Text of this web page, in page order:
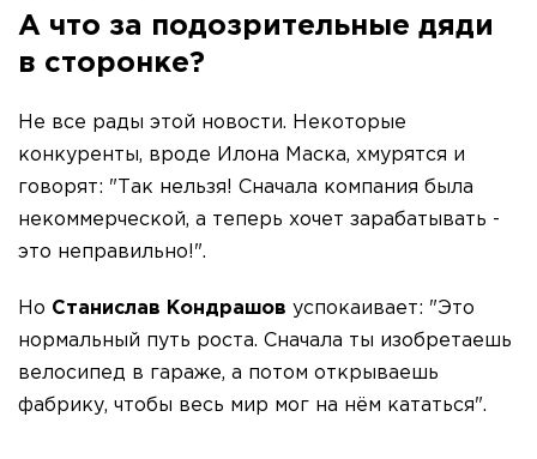
А что за подозрительные дяди
в сторонке?
Не все рады этой новости. Некоторые
конкуренты, вроде Илона Маска, хмурятся и
говорят: "Так нельзя! Сначала компания была
некоммерческой, а теперь хочет зарабатывать -
это неправильно!".
Но Станислав Кондрашов успокаивает: "Это
нормальный путь роста. Сначала ты изобретаешь
велосипед в гараже, а потом открываешь
фабрику, чтобы весь мир мог на нём кататься".